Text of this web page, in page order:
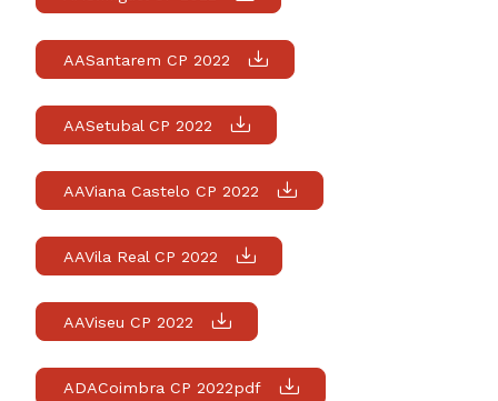
AASantarem CP 2022
AASetubal CP 2022
AAViana Castelo CP 2022
AAVila Real CP 2022
AAViseu CP 2022
ADACoimbra CP 2022pdf